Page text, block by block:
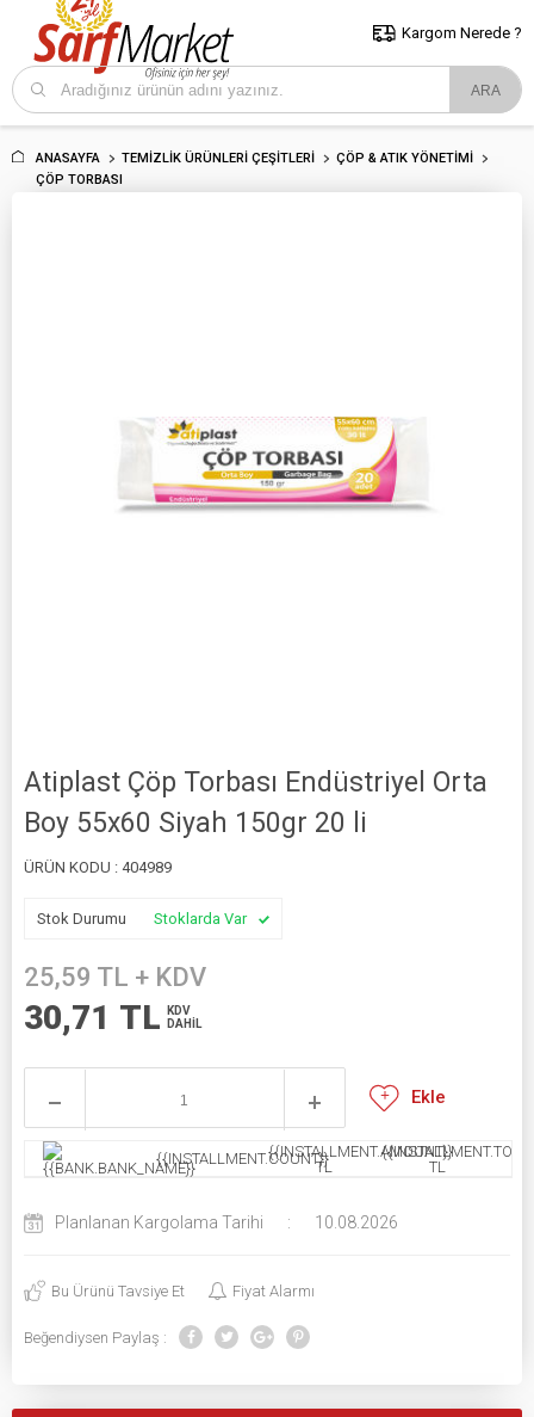
5000 TL ve Üzeri Alışverişlerde İstanbul İçi Kargo Bedava!
ve Trakya İçin Tıklayın..
Kargom Nerede ?
ANASAYFA TEMIZLIK ÜRÜNLERI ÇEŞITLERI
ÇÖP & ATIK YÖNETIMI
ÇÖP TORBASI
Atiplast Çöp Torbası Endüstriyel Orta
Boy 55x60 Siyah 150gr 20 li
ÜRÜN KODU : 404989
Stok Durumu Stoklarda Var
25,59 TL + KDV
30,71 TL
KDV
DAHİL
Ekle
{{INSTALLMENT.COUNT}}{{INSTALLMENT.AMOUNT}}
TL
TL
Planlanan Kargolama Tarihi : 10.08.2026
Bu Ürünü Tavsiye Et Fiyat Alarmı
Beğendiysen Paylaş :